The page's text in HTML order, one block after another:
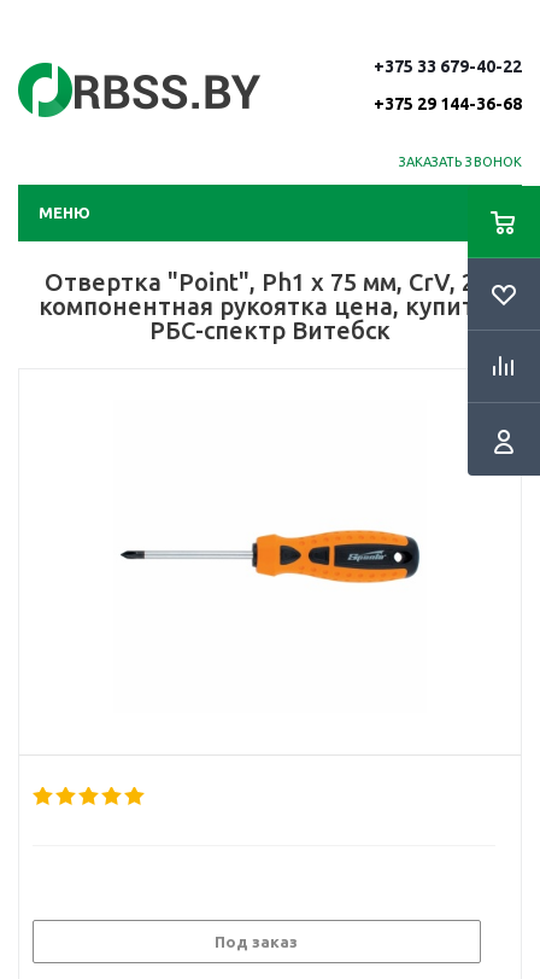
+375 33 679-40-22
+375 29 144-36-68
ЗАКАЗАТЬ ЗВОНОК
МЕНЮ
Отвертка "Point", Ph1 х 75 мм, CrV, 2-х
компонентная рукоятка цена, купить |
РБС-спектр Витебск
Под заказ